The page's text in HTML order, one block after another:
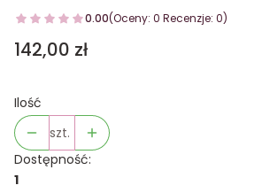
0.00(Oceny: 0 Recenzje: 0)
Cena
142,00 zł
Ilość
szt.
Dostępność:
1